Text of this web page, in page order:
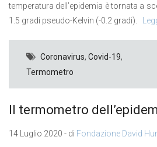
temperatura dell’epidemia è tornata a
1.5 gradi pseudo-Kelvin (-0.2 gradi).
Coronavirus, Covid-19,
Termometro
Il termometro
14 Luglio 2020 - di Fondazione David